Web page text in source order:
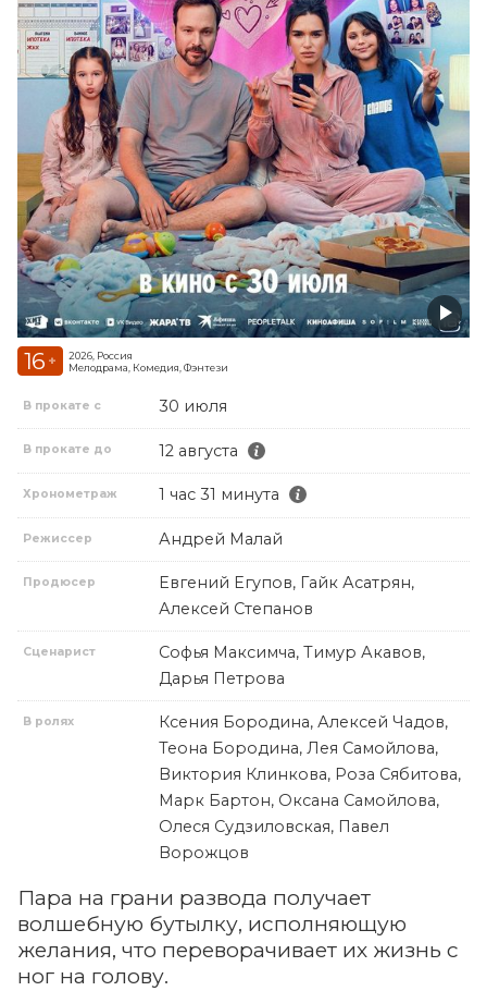
16 +
2026, Россия
Мелодрама, Комедия, Фэнтези
В прокате с 30 июля
В прокате до 12 августа
Хронометраж 1 час 31 минута
Режиссер Андрей Малай
Продюсер
Евгений Егупов, Гайк Асатрян,
Алексей Степанов
Сценарист
Софья Максимча, Тимур Акавов,
Дарья Петрова
В ролях
Ксения Бородина, Алексей Чадов,
Теона Бородина, Лея Самойлова,
Виктория Клинкова, Роза Сябитова,
Марк Бартон, Оксана Самойлова,
Олеся Судзиловская, Павел
Ворожцов
Пара на грани развода получает
волшебную бутылку, исполняющую
желания, что переворачивает их жизнь с
ног на голову.